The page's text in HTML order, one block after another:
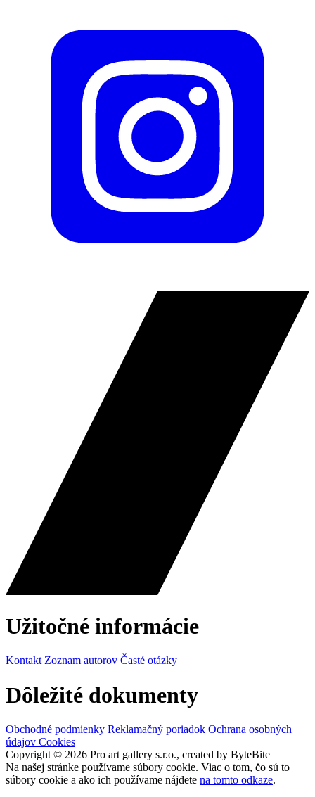
Užitočné informácie
Kontakt Zoznam autorov Časté otázky
Dôležité dokumenty
Obchodné podmienky Reklamačný poriadok Ochrana osobných
údajov Cookies
Copyright © 2026 Pro art gallery s.r.o., created by ByteBite
Na našej stránke používame súbory cookie. Viac o tom, čo sú to
súbory cookie a ako ich používame nájdete na tomto odkaze.